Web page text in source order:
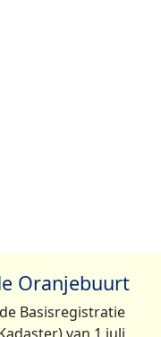
Oranjebuurt
Basisregistratie
van 1 juli